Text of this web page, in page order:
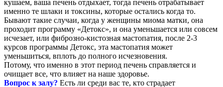
кушаем, ваша печень отдыхает, тогда печень отрабатывает
именно те шлаки и токсины, которые остались когда то.
Бывают такие случаи, когда у женщины миома матки, она
проходит программу «Детокс», и она уменьшается или совсем
исчезает, или фиброзно-кистозная мастопатия, после 2-3
курсов программы Детокс, эта мастопатия может
уменьшиться, вплоть до полного исчезновения.
Потому, что именно в этот период печень справляется и
очищает все, что влияет на наше здоровье.
Вопрос к залу? Есть ли среди вас те, кто страдает